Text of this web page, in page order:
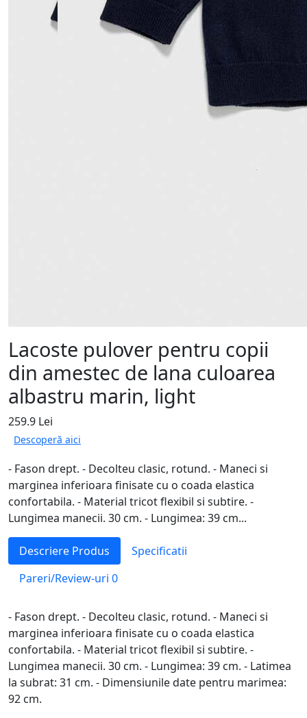
Lacoste pulover pentru copii
din amestec de lana culoarea
albastru marin, light
259.9 Lei
Descoperă aici
- Fason drept. - Decolteu clasic, rotund. - Maneci si
marginea inferioara finisate cu o coada elastica
confortabila. - Material tricot flexibil si subtire. -
Lungimea manecii. 30 cm. - Lungimea: 39 cm...
Descriere Produs
Specificatii
Pareri/Review-uri 0
- Fason drept. - Decolteu clasic, rotund. - Maneci si
marginea inferioara finisate cu o coada elastica
confortabila. - Material tricot flexibil si subtire. -
Lungimea manecii. 30 cm. - Lungimea: 39 cm. - Latimea
la subrat: 31 cm. - Dimensiunile date pentru marimea:
92 cm.